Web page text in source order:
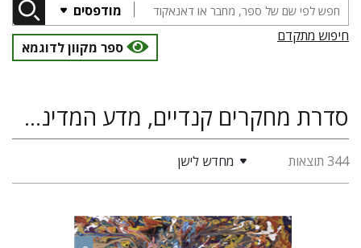
מודפסים
חיפוש מתקדם
ספר מקוון לדוגמא
סדרת מחקרים קנדיים, מדע המדינה ויחסים בין-לאומיים, סוציולוגיה ואנתרופולוגיה
344 תוצאות מחדש לישן